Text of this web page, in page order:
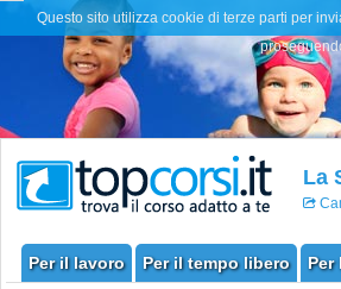
Questo sito utilizza cookie di terze parti per
La
Per il lavoro Per il tempo libero Per